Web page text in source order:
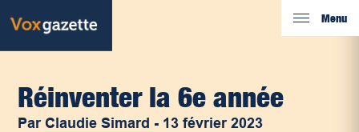
Menu
Réinventer la 6e année
ParClaudie Simard - 13 février 2023